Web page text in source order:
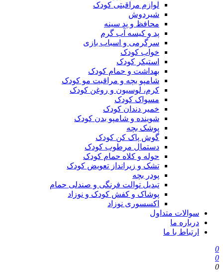
لوازم مراقبتی کودک
شیردوش
محافظ و پد سینه
پد و کیسه آب گرم
سرگرمی و اسباب بازی
خواب کودک
استیکر کودک
بهداشت و حمام کودک
شامپو بچه و مراقبت مو کودک
کرم، لوسیون و روغن کودک
مسواک کودک
خمیر دندان کودک
شوینده و شامپو بدن کودک
پوشک بچه
گوش پاک کن کودک
دستمال مرطوب کودک
حوله و کلاه حمام کودک
تشک و زیرانداز تعویض کودک
پودر بچه
تبدیل توالت فرنگی و صندلی حمام
پوشاک و کفش کودک و نوزاد
اکسسوری نوزاد
سوالات متداول
درباره ما
ارتباط با ما
0
0
0